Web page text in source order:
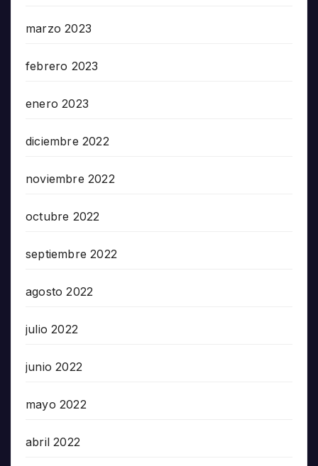
marzo 2023
febrero 2023
enero 2023
diciembre 2022
noviembre 2022
octubre 2022
septiembre 2022
agosto 2022
julio 2022
junio 2022
mayo 2022
abril 2022